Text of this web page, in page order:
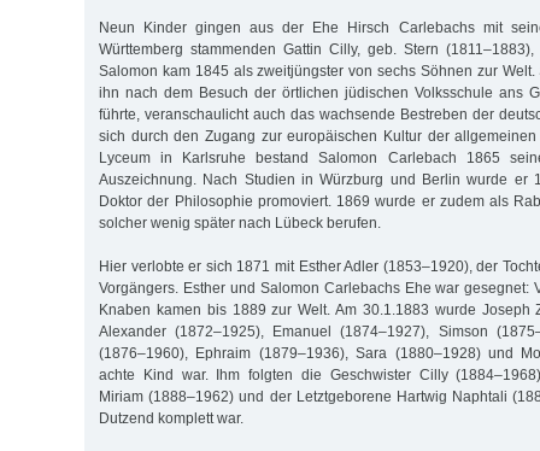
Neun Kinder gingen aus der Ehe Hirsch Carlebachs mit
Württemberg stammenden Gattin Cilly, geb. Stern
Salomon kam 1845 als zweitjüngster von sechs Söhnen zur
ihn nach dem Besuch der örtlichen jüdischen Volksschule ans
führte, veranschaulicht auch das wachsende Bestreben der
sich durch den Zugang zur europäischen Kultur der
Lyceum in Karlsruhe bestand Salomon Carlebach 1865
Auszeichnung. Nach Studien in Würzburg und Berlin wurde er
Doktor der Philosophie promoviert. 1869 wurde er zudem als
solcher wenig später nach Lübeck berufen.
Hier verlobte er sich 1871 mit Esther Adler (1853–1920), der
Vorgängers. Esther und Salomon Carlebachs Ehe war gesegnet:
Knaben kamen bis 1889 zur Welt. Am 30.1.1883 wurde Joseph
Alexander (1872–1925), Emanuel (1874–1927), Simson
(1876–1960), Ephraim (1879–1936), Sara (1880–1928) und
achte Kind war. Ihm folgten die Geschwister Cilly
Miriam (1888–1962) und der Letztgeborene Hartwig Naphtali
Dutzend komplett war.